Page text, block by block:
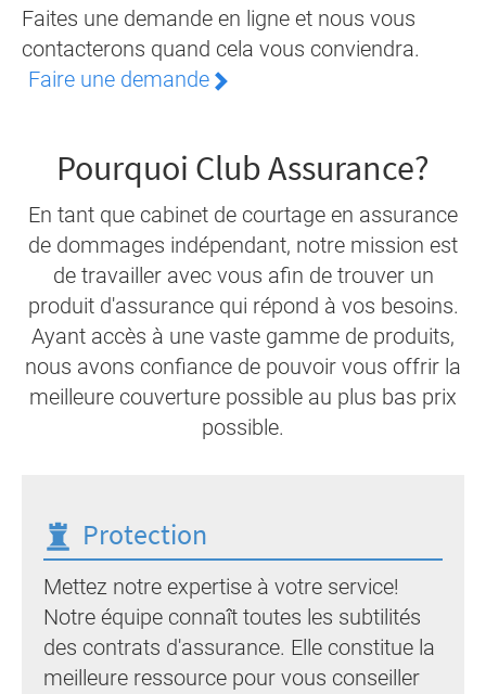
Faites une demande en ligne et nous vous
contacterons quand cela vous conviendra.
Faire une demande
Pourquoi Club Assurance?
En tant que cabinet de courtage en assurance
de dommages indépendant, notre mission est
de travailler avec vous afin de trouver un
produit d'assurance qui répond à vos besoins.
Ayant accès à une vaste gamme de produits,
nous avons confiance de pouvoir vous offrir la
meilleure couverture possible au plus bas prix
possible.
Protection
Mettez notre expertise à votre service!
Notre équipe connaît toutes les subtilités
des contrats d'assurance. Elle constitue la
meilleure ressource pour vous conseiller